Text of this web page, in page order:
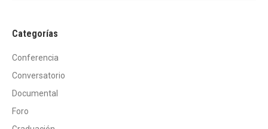
Categorías
Conferencia
Conversatorio
Documental
Foro